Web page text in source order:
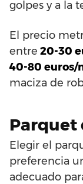
golpes y a la
El precio
entre 20-30
40-80 euros/
maciza de
Parquet
Elegir el
preferencia
adecuado